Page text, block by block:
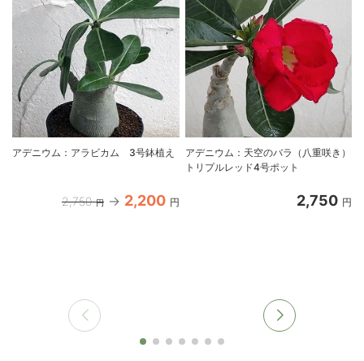
アデニウム：アラビカム 3号鉢植え
2,750 円 2,200 円
アデニウム：天空のバラ（八重咲き）
トリプルレッド4号ポット
2,750 円